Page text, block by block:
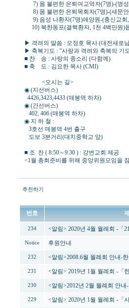
7) 몸 불편한 은퇴여교역자(7명)-(명
8) 몸 불편한 은퇴목회자(7명)-(새문
9) 음성 나환자(7명)애양원-(충신교회
10) 북한동포(결핵환자, 1천 4백만원)
▶ 격려의 말씀 : 오정호 목사 (대전새로
▶ 축복기도 : "사랑과 격려와 축복의 기
■ 찬 송 : 사랑의 종소리 (다함께)
■ 축 도 : 김요한 목사 (CMI)
<오시는 길>
◉ (지선버스)
4426,3423,4433 (매봉역 하차)
◉ (간선버스)
402, 406 (매봉역 하차)
◉ 지 하 철 :
3호선 매봉역 4번 출구
도보 3분거리(대치중학교 앞)
■ 조 찬 ( 8:50～9:30 ) : 강변교회 제공
<1월 총회준비를 위해 중앙위원모임을
추천하기
번호
234 <알림> 2020년 4월 월례회 -「
Notice 후원안내
232 <알림>2008.6월 월례회 안내-
231 <알림> 2019년 1월 월례회 -「
230 <알림>2012년 2월 월례회 안
229 <알림> 2020년 1월 월례회 -「